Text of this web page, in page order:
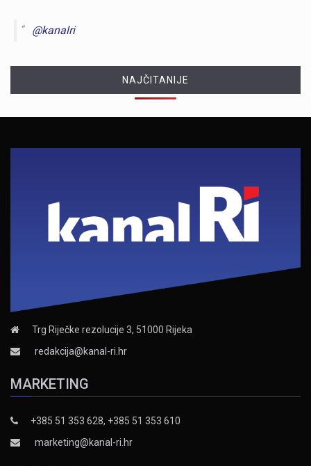
@kanalri
NAJČITANIJE
Trg Riječke rezolucije 3, 51000 Rijeka
redakcija@kanal-ri.hr
MARKETING
+385 51 353 628, +385 51 353 610
marketing@kanal-ri.hr